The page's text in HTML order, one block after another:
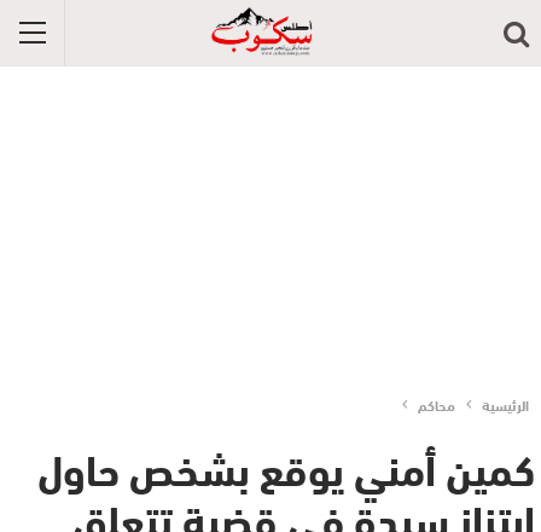
الرئيسية محاكم
كمين أمني يوقع بشخص حاول